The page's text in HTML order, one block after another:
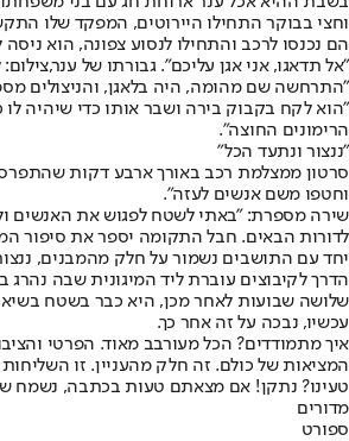
וחצי בבוקר התחילו היירוטים, המפקד שלו
הם נכנסו לרכב והתחילו לנסוע צפונה, הוא ניסה להגיע לבסיס סופה. בערך בשעה 7, כיוון שהיה ירי באזור, הם
"אל תדאגו, אני אגן עליכם". גבורתו של ענר,צילום:
"התרחשה שם מהומה, היה בלאגן, והניצולים
"הוא לקח בקבוק בירה ושבר אותו כדי שיהיה
הרימונים החוצה".
"ננצור ונתעד הכל"
סרטון ממצלמת רכב באורך ארבע דקות
וחטפו משם אנשים לעזה".
שירה מספרת: "באתי לשטח לפגוש את האנשים
לדורות הבאים. חבל התקומה יספר את סיפור
יחד עם התושבים נשמור על חלק מהמבנים,
הדרך לקיבוצים עוברת ליד המיגונית שבה
שלושה שבועות לאחר מכן, היא כבר בשטח בשיא
עכשיו, נבכה על זה אחר כך.
איך מתמודדים? הכל מעורבב מאוד. הפרטי
המציאות של כולם. זה חלק מהעניין. זו השליחות
טעינו? נתקן! אם מצאתם טעות בכתבה, נשמח
מדורים
ספורט